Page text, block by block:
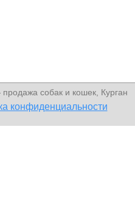
собак и кошек, Курган
конфиденциальности